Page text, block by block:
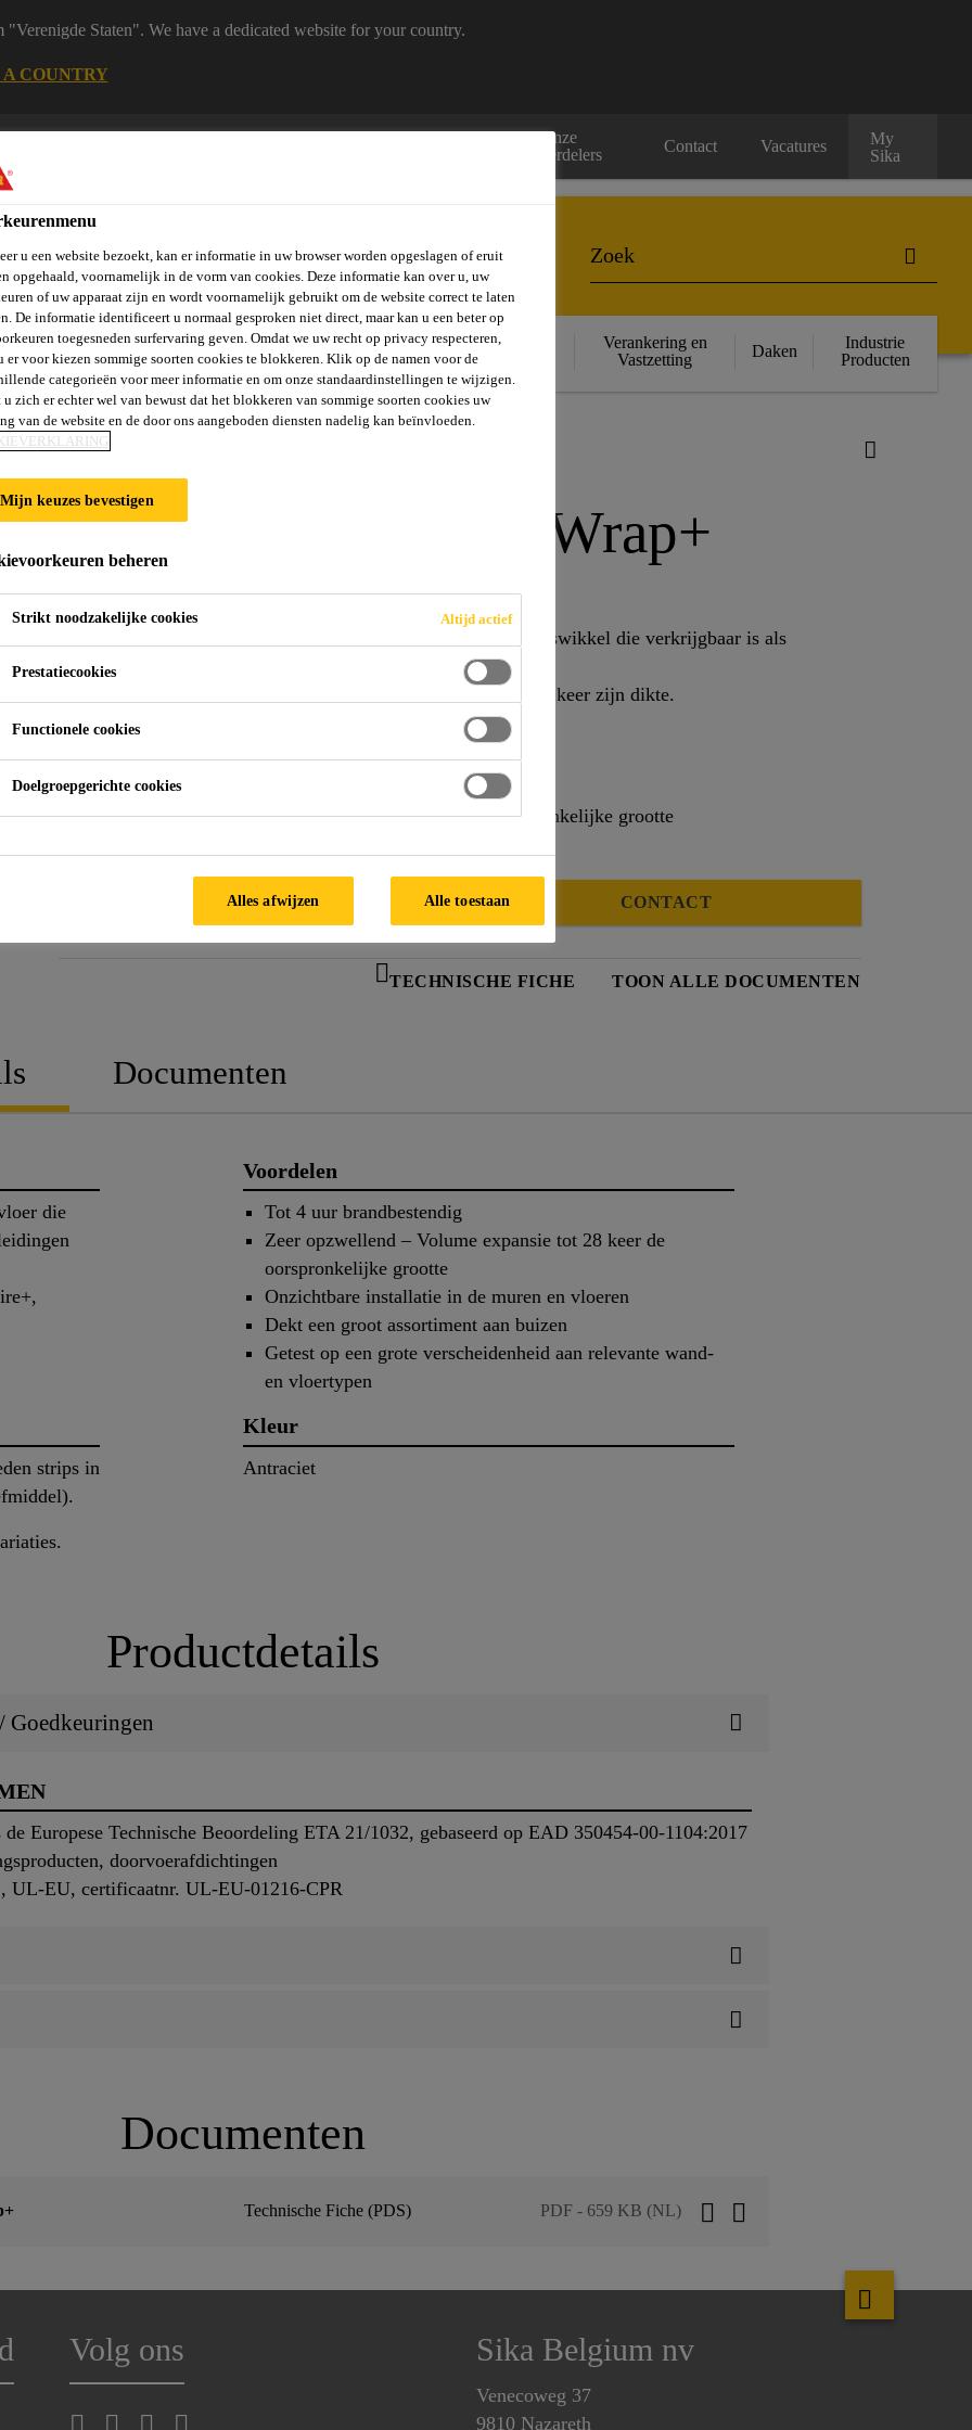
Staten". We have a dedicated website for your country.
COUNTRY
B2B
Onze
verdelers
Contact Vacatures
My
Sika
Wanden &
Balkons
Vloeren
Verlijmen en
Afdichten
Beton
Structurele
Versterking
Verankering en
Vastzetting
Daken
Industrie
Producten
SikaSeal®-629 Fire Wrap+
Brandwerende buiswikkeling
SikaSeal®-629 Fire Wrap+ is een brandwerende, flexibele buiswikkel die verkrijgbaar is als
voorgesneden strips of op een rol. In geval van brand dicht
SikaSeal®-629 Fire Wrap+ gaten door volume expansie tot 28 keer zijn dikte.
Tot 4 uur brandbestendig
Zeer opzwellend – Volume expansie tot 28 keer de oorspronkelijke grootte
Onzichtbare installatie in de muren en vloeren
CONTACT
TECHNISCHE FICHE TOON ALLE DOCUMENTEN
Documenten
die
Voordelen
Tot 4 uur brandbestendig
Zeer opzwellend – Volume expansie tot 28 keer de
oorspronkelijke grootte
Onzichtbare installatie in de muren en vloeren
Dekt een groot assortiment aan buizen
Getest op een grote verscheidenheid aan relevante wand-
en vloertypen
strips in
Kleur
Antraciet
Productdetails
Goedkeuringen
Europese Technische Beoordeling ETA 21/1032, gebaseerd op EAD 350454-00-1104:2017
doorvoerafdichtingen
UL-EU, certificaatnr. UL-EU-01216-CPR
Documenten
Technische Fiche (PDS) PDF - 659 KB (NL)
Volg ons Sika Belgium nv
Venecoweg 37
9810 Nazareth
u een website bezoekt, kan er informatie in uw browser worden opgeslagen of eruit
opgehaald, voornamelijk in de vorm van cookies. Deze informatie kan over u, uw
of uw apparaat zijn en wordt voornamelijk gebruikt om de website correct te laten
De informatie identificeert u normaal gesproken niet direct, maar kan u een beter op
toegesneden surfervaring geven. Omdat we uw recht op privacy respecteren,
er voor kiezen sommige soorten cookies te blokkeren. Klik op de namen voor de
categorieën voor meer informatie en om onze standaardinstellingen te wijzigen.
u zich er echter wel van bewust dat het blokkeren van sommige soorten cookies uw
van de website en de door ons aangeboden diensten nadelig kan beïnvloeden.
Mijn keuzes bevestigen
beheren
Strikt noodzakelijke cookies Altijd actief
Prestatiecookies
Functionele cookies
Doelgroepgerichte cookies
Alles afwijzen Alle toestaan